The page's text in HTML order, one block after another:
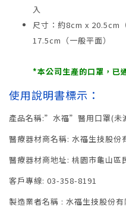
入
尺寸：約8cm x 20.5cm
17.5cm（一般平面）
*本公司生產的口罩，已
使用說明書標示：
產品名稱:”水福”醫用口罩(未
醫療器材商名稱: 水福生技股份
醫療器材商地址: 桃園市龜山
客戶專線: 03-358-8191
製造業者名稱 : 水福生技股份